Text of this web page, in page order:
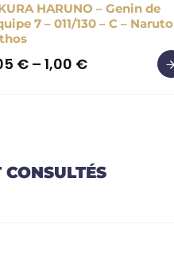
HARUNO – Genin de
7 – 011/130 – C – Naruto
€ – 1,00 €